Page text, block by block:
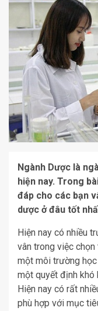
Ngành Dược là
hiện nay. Trong
đáp cho các bạn
dược ở đâu tốt
Hiện nay có nhiều
vân trong việc
một môi trường
một quyết định khó
Hiện nay có rất
phù hợp với mục